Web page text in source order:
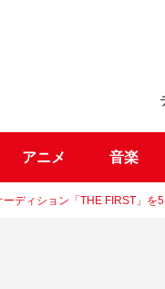
アニメ 音楽
ーディション「THE FIRST」